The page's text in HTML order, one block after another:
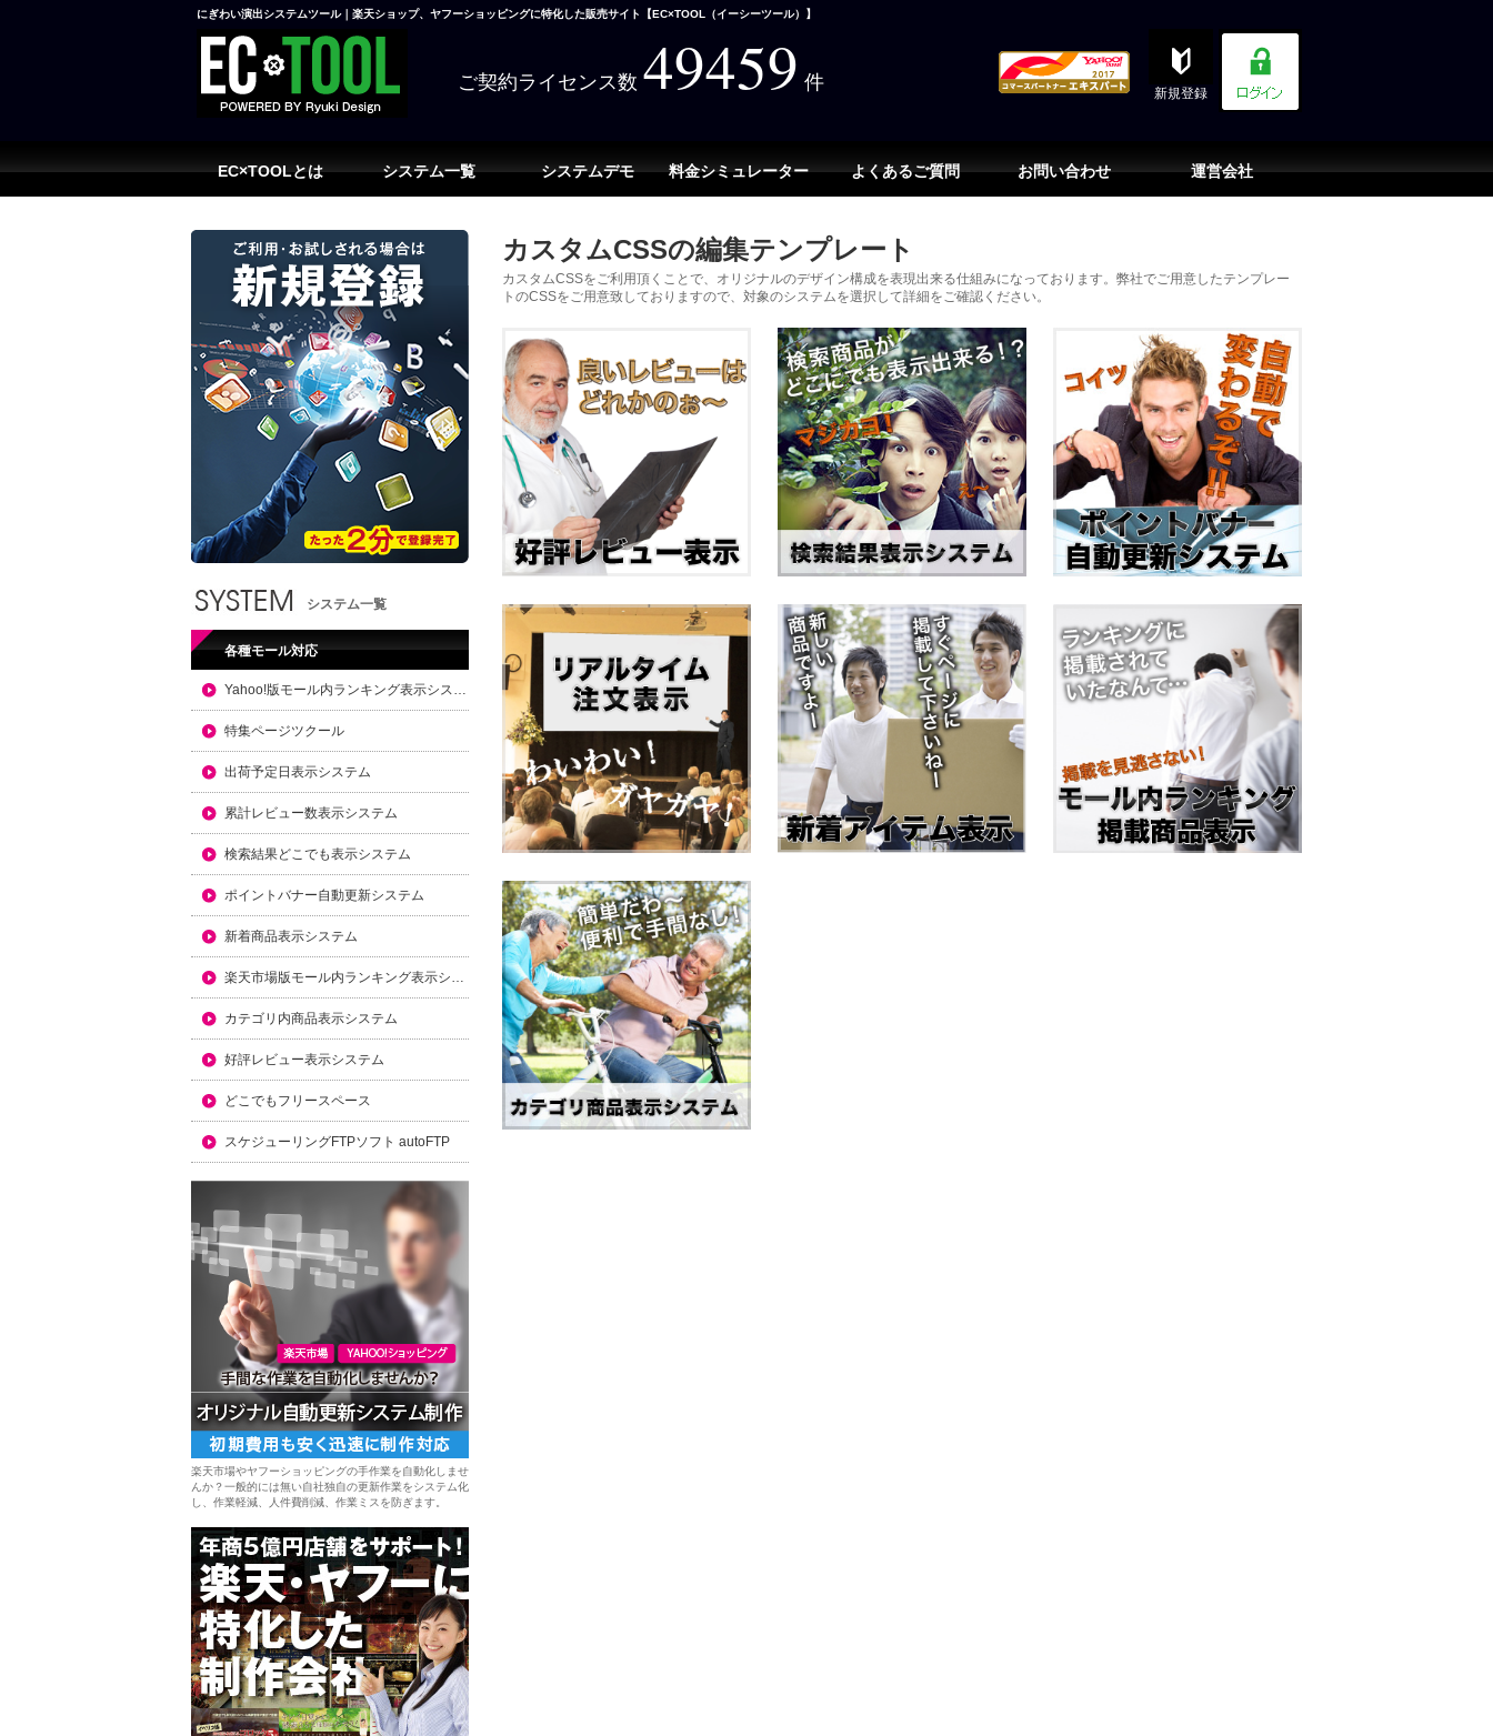
にぎわい演出システムツール｜楽天ショップ、ヤフーショッピングに特化した販売サイト【EC×TOOL（イーシーツール）】
ご契約ライセンス数 49459 件 新規登録
EC×TOOLとは システム一覧 システムデモ 料金シミュレーター よくあるご質問 お問い合わせ 運営会社
システム一覧
各種モール対応
Yahoo!版モール内ランキング表示システム
特集ページツクール
出荷予定日表示システム
累計レビュー数表示システム
検索結果どこでも表示システム
ポイントバナー自動更新システム
新着商品表示システム
楽天市場版モール内ランキング表示システム
カテゴリ内商品表示システム
好評レビュー表示システム
どこでもフリースペース
スケジューリングFTPソフト autoFTP
楽天市場やヤフーショッピングの手作業を自動化しませ
んか？一般的には無い自社独自の更新作業をシステム化
し、作業軽減、人件費削減、作業ミスを防ぎます。
カスタムCSSの編集テンプレート
カスタムCSSをご利用頂くことで、オリジナルのデザイン構成を表現出来る仕組みになっております。弊社でご用意したテンプレー
トのCSSをご用意致しておりますので、対象のシステムを選択して詳細をご確認ください。